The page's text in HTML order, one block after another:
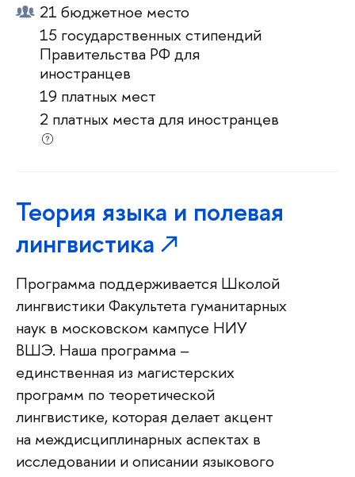
21 бюджетное место
15 государственных стипендий
Правительства РФ для
иностранцев
19 платных мест
2 платных места для иностранцев
Теория языка и полевая
лингвистика
Программа поддерживается Школой
лингвистики Факультета гуманитарных
наук в московском кампусе НИУ
ВШЭ. Наша программа –
единственная из магистерских
программ по теоретической
лингвистике, которая делает акцент
на междисциплинарных аспектах в
исследовании и описании языкового